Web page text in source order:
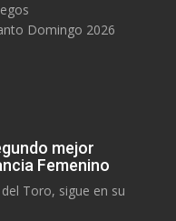
Domingo 2026
mejor
Femenino
Toro, sigue en su